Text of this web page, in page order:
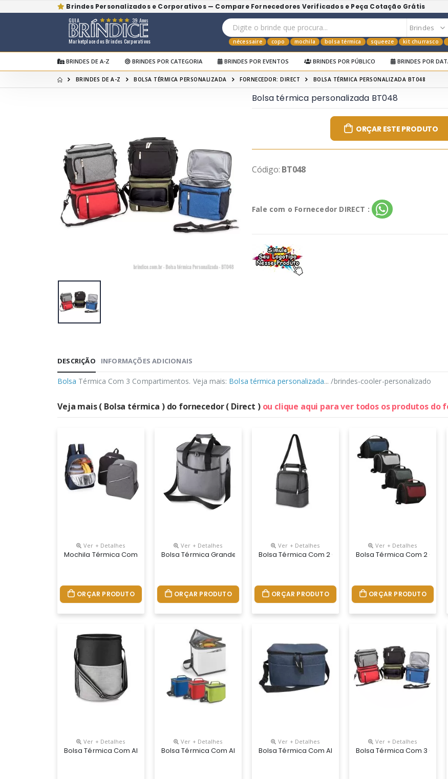
Brindes Personalizados e Corporativos — Compare Fornecedores Verificados e Peça Cotação Grátis
Marketplace dos Brindes Corporativos
GUIA 39 Anos
nécessaire copo mochila bolsa térmica squeeze kit churrasco
BRINDES DE A-Z BRINDES POR CATEGORIA BRINDES POR EVENTOS BRINDES POR PÚBLICO BRINDES POR
BRINDES DE A-Z BOLSA TÉRMICA PERSONALIZADA FORNECEDOR: DIRECT BOLSA TÉRMICA PERSONALIZADA BT048
Bolsa térmica personalizada BT048
ORÇAR ESTE PRODUTO
Código: BT048
Fale com o Fornecedor DIRECT :
DESCRIÇÃO INFORMAÇÕES ADICIONAIS
Bolsa Térmica Com 3 Compartimentos. Veja mais: Bolsa térmica personalizada... /brindes-cooler-personalizado
Veja mais ( Bolsa térmica ) do fornecedor ( Direct ) ou clique aqui para ver todos os produtos do
Ver + Detalhes
Mochila Térmica Com Bolso Frontal E Bolsos Laterais
ORÇAR PRODUTO
Ver + Detalhes
Bolsa Térmica Grande Com Bolso Frontal E Bolsos Laterais
ORÇAR PRODUTO
Ver + Detalhes
Bolsa Térmica Com 2 Compartimentos
ORÇAR PRODUTO
Ver + Detalhes
Bolsa Térmica Com 2
ORÇAR PRODUTO
Ver + Detalhes
Bolsa Térmica Com Alça Ajustável
Ver + Detalhes
Bolsa Térmica Com Alça Ajustável
Ver + Detalhes
Bolsa Térmica Com Alça De Mão
Ver + Detalhes
Bolsa Térmica Com 3